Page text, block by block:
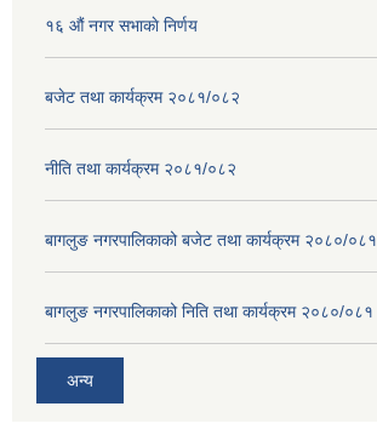
१६ ‌औं नगर सभाकाे निर्णय
बजेट तथा कार्यक्रम २०८१/०८२
नीति तथा कार्यक्रम २०८१/०८२
बागलुङ नगरपालिकाको बजेट तथा कार्यक्रम २०८०/०८१
बागलुङ नगरपालिकाको निति तथा कार्यक्रम २०८०/०८१
अन्य